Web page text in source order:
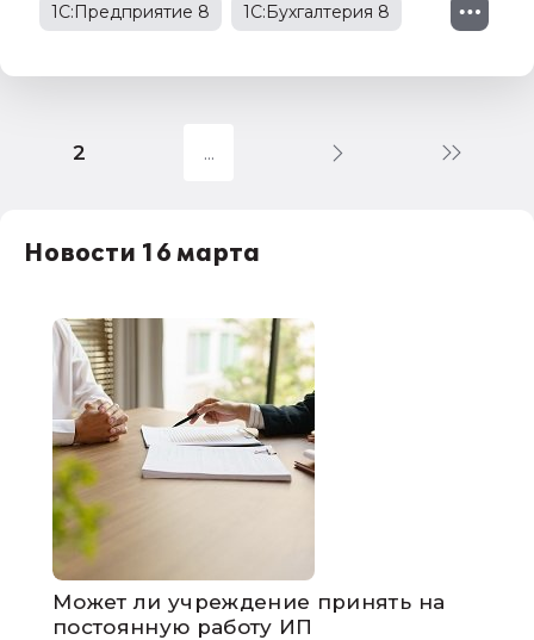
1С:Предприятие 8 1С:Бухгалтерия 8
1С:Бухгалтерия государственного
1С:Зарплата и управление персоналом
права работников НДФЛ
1С:Управление производственным
предприятием
2
Новости 16 марта
Может ли учреждение принять на
постоянную работу ИП